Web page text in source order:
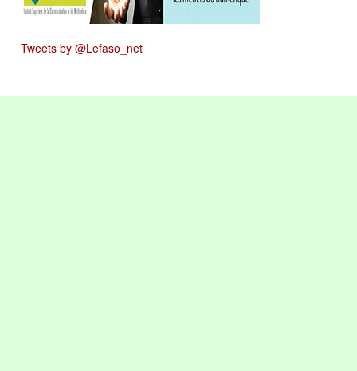
Tweets by @Lefaso_net